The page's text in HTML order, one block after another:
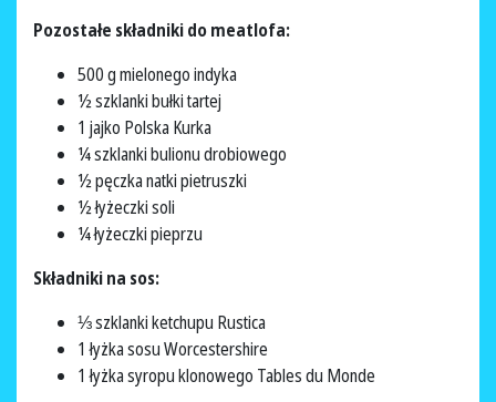
Pozostałe składniki do meatlofa:
500 g mielonego indyka
½ szklanki bułki tartej
1 jajko Polska Kurka
¼ szklanki bulionu drobiowego
½ pęczka natki pietruszki
½ łyżeczki soli
¼ łyżeczki pieprzu
Składniki na sos:
⅓ szklanki ketchupu Rustica
1 łyżka sosu Worcestershire
1 łyżka syropu klonowego Tables du Monde